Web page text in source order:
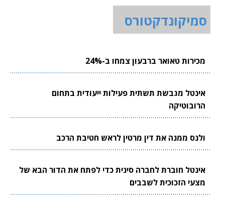
סמיקונדקטורס
מכירות טאואר ברבעון צמחו ב-24%
אינטל מגבשת תשתית פעילות ייעודית בתחום
הרובוטיקה
ולנס ממנה את דין מרטין לראש חטיבת הרכב
אינטל חוברת לחברה סינית כדי לפתח את הדור הבא של
מצעי הזכוכית לשבבים